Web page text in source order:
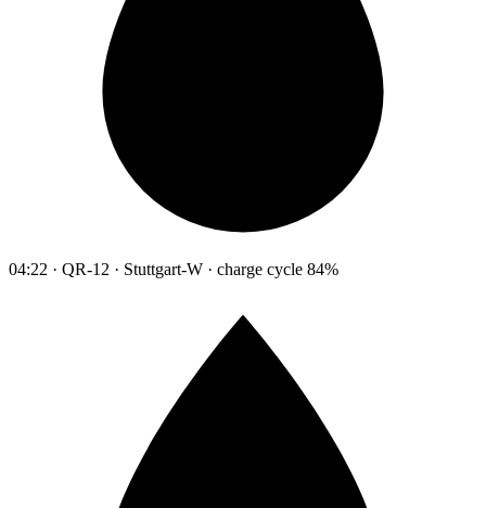
04:22 · QR-12 · Stuttgart-W · charge cycle 84%